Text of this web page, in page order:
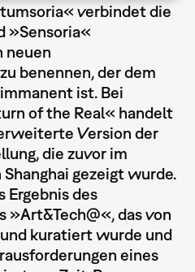
verbindet die
»Sensoria«
neuen
benennen, der dem
ist. Bei
of the Real« handelt
Version der
die zuvor im
gezeigt wurde.
Ergebnis des
»Art&Tech@«, das von
kuratiert wurde und
eines